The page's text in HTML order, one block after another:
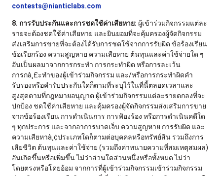
contests@nianticlabs.com
8. การรับประกันและการชดใช้ค่าเสียหาย: ผู้เข้าร่วมกิจกรรมแต่ละ
รายจะต้องชดใช้ค่าเสียหาย และยินยอมที่จะคุ้มครองผู้จัดกิจกรรม
ส่งเสริมการขายที่จะต้องได้รับการชดใช้จากการรับผิด ข้อร้องเรียน
ข้อเรียกร้อง ความสูญหาย ความเสียหาย ต้นทุนและค่าใช้จ่ายใด ๆ
อันเป็นผลมาจากการกระทำ การกระทำผิด หรือการละเว้น
การกà¸£ะทำของผู้เข้าร่วมกิจกรรม และ/หรือการกระทำผิดคำ
รับรองหรือคำรับประกันใดก็ตามที่ระบุไว้ในที่นี้ตลอดเวลาและ
สูงสุดตามที่กฎหมายอนุญาต ผู้เข้าร่วมกิจกรรมแต่ละรายตกลงที่จะ
ปกป้อง ชดใช้ค่าเสียหาย และคุ้มครองผู้จัดกิจกรรมส่งเสริมการขาย
จากข้อร้องเรียน การดำเนินการ การฟ้องร้อง หรือการดำเนินคดีใด
ๆ ทุกประการ และจากอาการบาดเจ็บ ความสูญหาย การรับผิด และ
ความเสียหาà¸¢ประเภทใดก็ตามต่อบุคคลหรือทรัพย์สิน รวมถึงการ
เสียชีวิต ต้นทุนและค่าใช้จ่าย (รวมถึงค่าทนายความที่สมเหตุสมผล)
อันเกิดขึ้นหรือเพิ่มขึ้น ไม่ว่าส่วนใดส่วนหนึ่งหรือทั้งหมด ไม่ว่า
โดยตรงหรือโดยอ้อม จากการที่ผู้เข้าร่วมกิจกรรมเข้าร่วมกิจกรรม